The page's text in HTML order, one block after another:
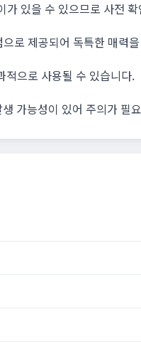
있을 수 있으므로 사전
로 제공되어 독특한 매력
적으로 사용될 수 있습니다.
가능성이 있어 주의가 필